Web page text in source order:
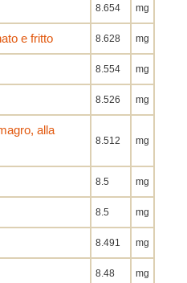
8.654 mg
e fritto 8.628 mg
8.554 mg
8.526 mg
alla
8.512 mg
8.5 mg
8.5 mg
8.491 mg
8.48 mg